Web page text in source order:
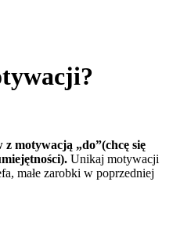
motywacją „do”(chcę się
Unikaj motywacji
małe zarobki w poprzedniej